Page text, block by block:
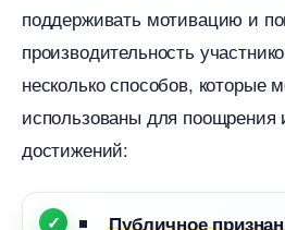
поддерживать мотивацию и
производительность
несколько способов, которые
использованы для поощрения
достижений:
Публичное